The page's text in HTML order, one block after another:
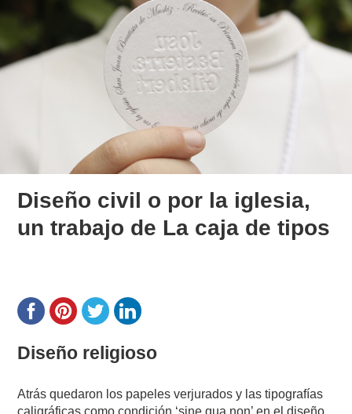
Diseño civil o por la iglesia,
un trabajo de La caja de tipos
Diseño religioso
Atrás quedaron los papeles verjurados y las tipografías
caligráficas como condición ‘sine qua non’ en el diseño